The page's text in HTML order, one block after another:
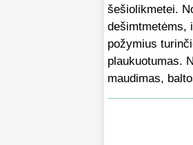
šešiolikmetei.
dešimtmetėms,
požymius
plaukuotumas.
maudimas,